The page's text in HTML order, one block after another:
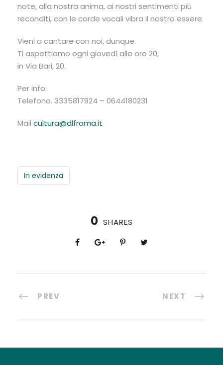
note, alla nostra anima, ai no­stri sentimenti più
reconditi, con le corde vocali vibra il nostro essere.
Vieni a cantare con noi, dunque.
Ti aspettiamo ogni giovedì alle ore 20,
in Via Bari, 20.
Per info:
Telefono. 3335817924 – 0644180231
Mail cultura@dlfroma.it
In evidenza
0 SHARES
PREV NEXT